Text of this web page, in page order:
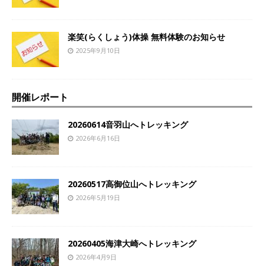
楽笑(らくしょう)体操 無料体験のお知らせ
2025年9月10日
開催レポート
20260614音羽山へトレッキング
2026年6月16日
20260517高御位山へトレッキング
2026年5月19日
20260405海津大崎へトレッキング
2026年4月9日